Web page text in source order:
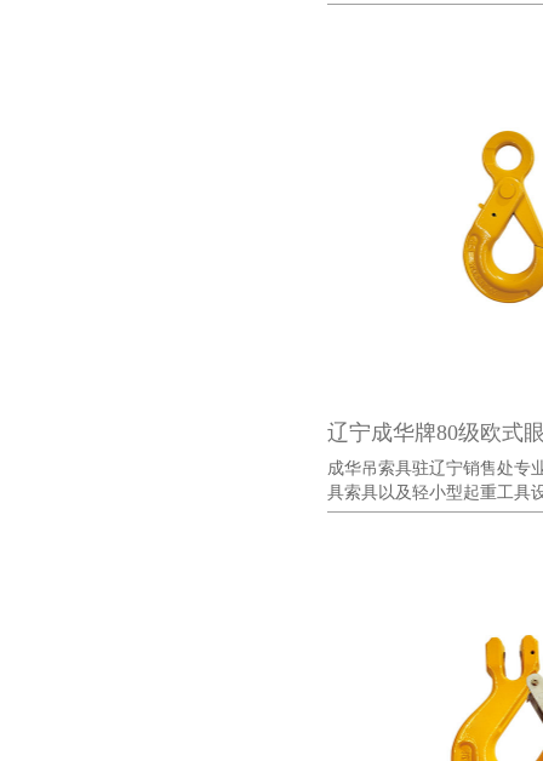
辽宁成华牌80级欧式
成华吊索具驻辽宁销售处专
具索具以及轻小型起重工具